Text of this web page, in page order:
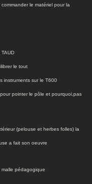
commander le matériel pour la
le tout
instruments sur le T600
pointer le pôle et pourquoi,pas
(pelouse et herbes folles) la
a fait son oeuvre
pédagogique